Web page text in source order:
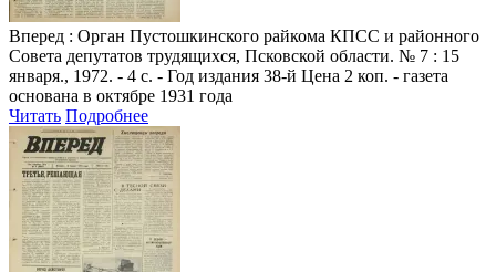
Вперед : Орган Пустошкинского райкома КПСС и районного
Совета депутатов трудящихся, Псковской области. № 7 : 15
января., 1972. - 4 с. - Год издания 38-й Цена 2 коп. - газета
основана в октябре 1931 года
Читать Подробнее